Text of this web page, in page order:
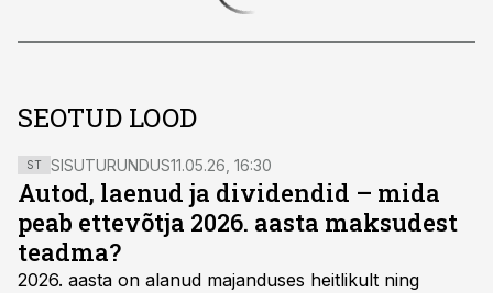
SEOTUD LOOD
ST SISUTURUNDUS11.05.26, 16:30
Autod, laenud ja dividendid – mida
peab ettevõtja 2026. aasta maksudest
teadma?
2026. aasta on alanud majanduses heitlikult ning